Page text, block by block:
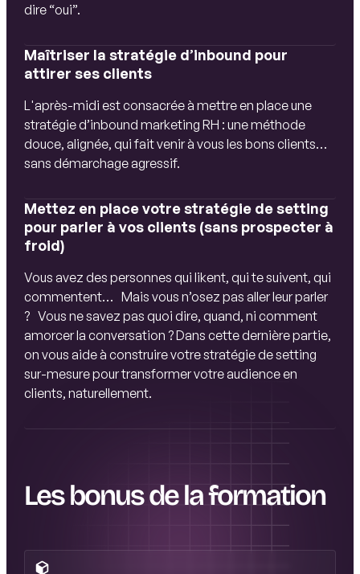
dire “oui”.
Maîtriser la stratégie d’inbound pour
attirer ses clients
L'après-midi est consacrée à mettre en place une
stratégie d’inbound marketing RH : une méthode
douce, alignée, qui fait venir à vous les bons clients…
sans démarchage agressif.
Mettez en place votre stratégie de setting
pour parler à vos clients (sans prospecter à
froid)
Vous avez des personnes qui likent, qui te suivent, qui
commentent… Mais vous n’osez pas aller leur parler
? Vous ne savez pas quoi dire, quand, ni comment
amorcer la conversation ? Dans cette dernière partie,
on vous aide à construire votre stratégie de setting
sur-mesure pour transformer votre audience en
clients, naturellement.
Les bonus de la formation